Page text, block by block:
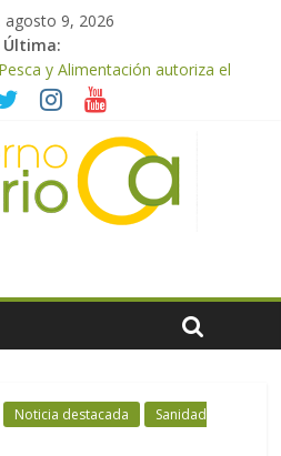
agosto 9, 2026
Última:
y Alimentación autoriza el
de ayudas de la PAC de
y Alimentación otorga los
a los mejores quesos 2026
vendimia marcada por el
obligará a muchos viticultores a
sector
recolecciones de almendra
Noticia destacada
Sanidad